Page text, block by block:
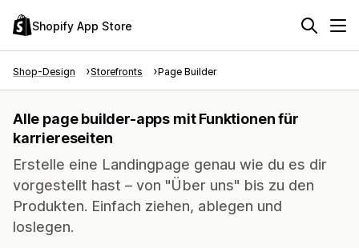
Shopify App Store
Shop-Design Storefronts Page Builder
Alle page builder-apps mit Funktionen für
karriereseiten
Erstelle eine Landingpage genau wie du es dir
vorgestellt hast – von "Über uns" bis zu den
Produkten. Einfach ziehen, ablegen und
loslegen.